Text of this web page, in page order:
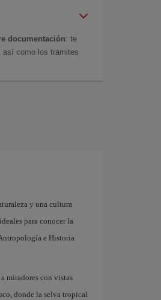
documentación: te
así como los trámites
y una cultura
para conocer la
e Historia
miradores con vistas
donde la selva tropical